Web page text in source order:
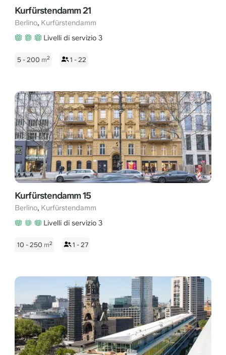
Kurfürstendamm 21
Berlino, Kurfürstendamm
Livelli di servizio 3
5 - 200 m2 1 - 22
Kurfürstendamm 15
Berlino, Kurfürstendamm
Livelli di servizio 3
10 - 250 m2 1 - 27